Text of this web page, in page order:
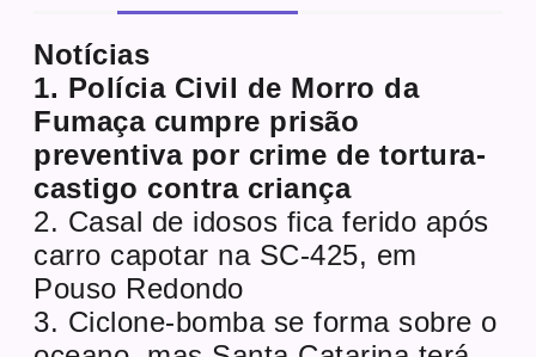
Notícias
1. Polícia Civil de Morro da
Fumaça cumpre prisão
preventiva por crime de tortura-
castigo contra criança
2. Casal de idosos fica ferido após
carro capotar na SC-425, em
Pouso Redondo
3. Ciclone-bomba se forma sobre o